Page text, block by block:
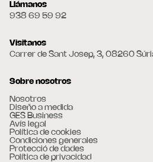
Llámanos
938 69 59 92
Visitanos
Carrer de Sant Josep, 3, 08260
Sobre nosotros
Nosotros
Diseño a medida
GES Business
Avís legal
Política de cookies
Condiciones generales
Protecció de dades
Política de privacidad